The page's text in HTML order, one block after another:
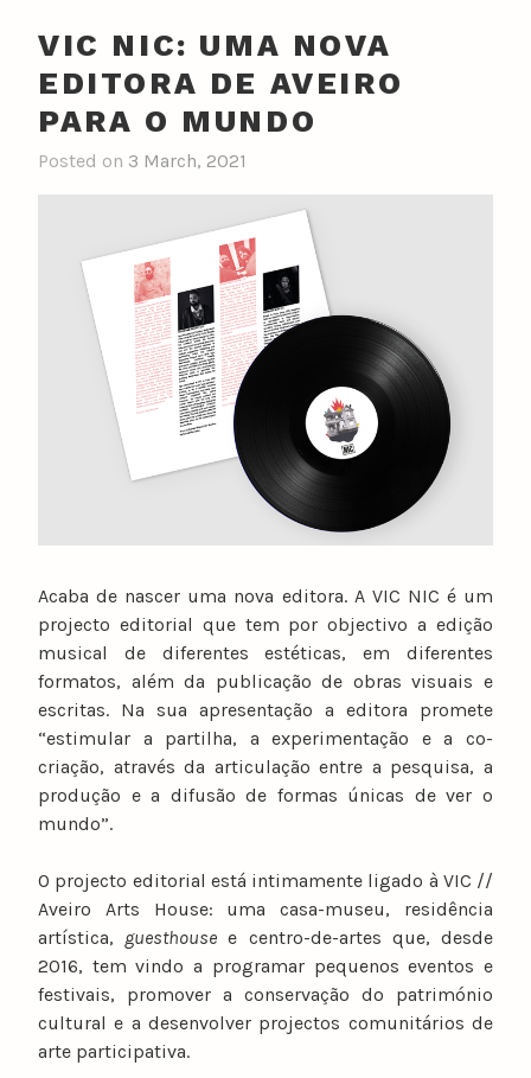
VIC NIC: UMA NOVA
EDITORA DE AVEIRO
PARA O MUNDO
Posted on 3 March, 2021
Acaba de nascer uma nova editora. A VIC NIC é um
projecto editorial que tem por objectivo a edição
musical de diferentes estéticas, em diferentes
formatos, além da publicação de obras visuais e
escritas. Na sua apresentação a editora promete
“estimular a partilha, a experimentação e a co-
criação, através da articulação entre a pesquisa, a
produção e a difusão de formas únicas de ver o
mundo”.
O projecto editorial está intimamente ligado à VIC //
Aveiro Arts House: uma casa-museu, residência
artística, guesthouse e centro-de-artes que, desde
2016, tem vindo a programar pequenos eventos e
festivais, promover a conservação do património
cultural e a desenvolver projectos comunitários de
arte participativa.